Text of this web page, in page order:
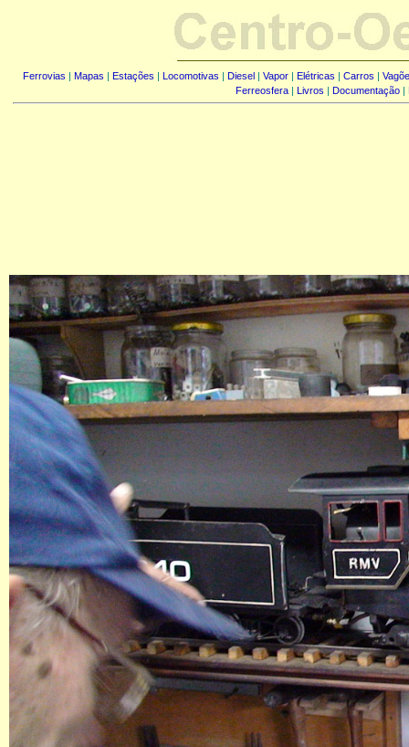
Ferrovias | Mapas | Estações | Locomotivas | Diesel | Vapor | Elétricas | Carros |
Ferreosfera| Livros | Documentação|